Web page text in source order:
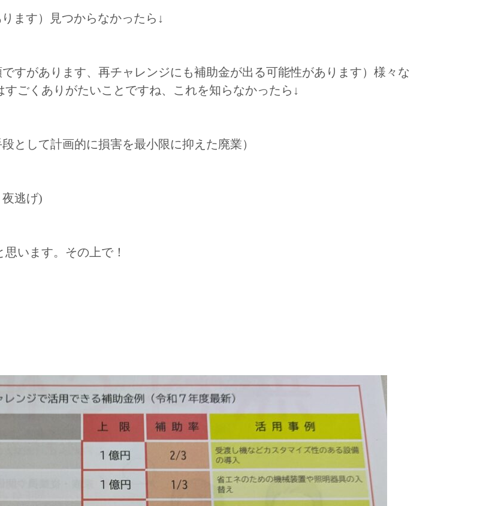
ります）見つからなかったら↓
ですがあります、再チャレンジにも補助金が出る可能性があります）様々な
ごくありがたいことですね、これを知らなかったら↓
として計画的に損害を最小限に抑えた廃業）
夜逃げ)
います。その上で！